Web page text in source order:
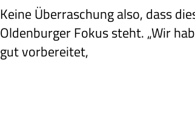
Keine Überraschung also, dass
Oldenburger Fokus steht. „Wir
gut vorbereitet,